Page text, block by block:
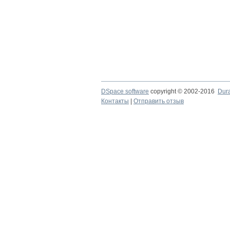
DSpace software copyright © 2002-2016
Контакты
Отправить отзыв